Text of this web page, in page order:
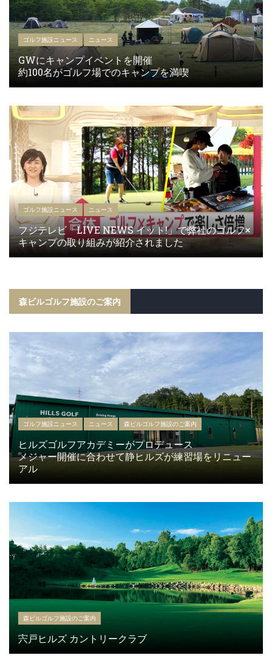
ゴルフ施設ニュース ニュース
GWにキャンプイベントを開催
約100名がゴルフ場でのキャンプを満喫
ゴルフ施設ニュース ニュース
フジテレビ「LIVE NEWS イット!」で弊社のゴルフ×
キャンプの取り組みが紹介されました
森ビルゴルフ施設のご案内
ゴルフ施設ニュース ニュース 森ビルゴルフ施設のご案内
ヒルズゴルフアカデミーがプロデュース
メジャー開催に合わせて静ヒルズが練習場をリニュー
アル
森ビルゴルフ施設のご案内
宍戸ヒルズ カントリークラブ